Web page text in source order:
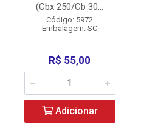
(Cbx 250/Cb 30...
Código: 5972
Embalagem: SC
R$ 55,00
Adicionar